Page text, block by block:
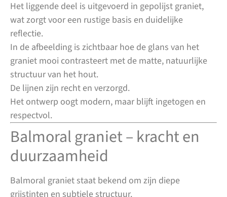
Het liggende deel is uitgevoerd in gepolijst graniet,
wat zorgt voor een rustige basis en duidelijke
reflectie.
In de afbeelding is zichtbaar hoe de glans van het
graniet mooi contrasteert met de matte, natuurlijke
structuur van het hout.
De lijnen zijn recht en verzorgd.
Het ontwerp oogt modern, maar blijft ingetogen en
respectvol.
Balmoral graniet – kracht en
duurzaamheid
Balmoral graniet staat bekend om zijn diepe
grijstinten en subtiele structuur.